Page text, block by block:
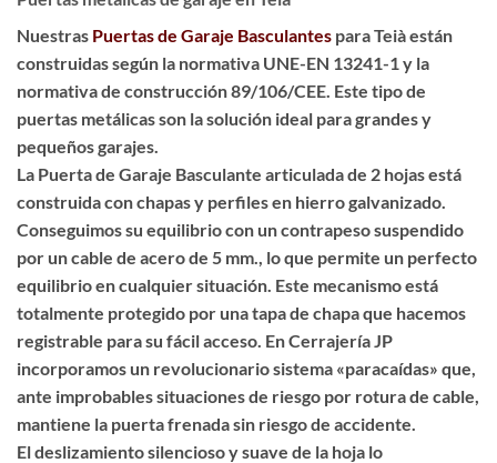
Nuestras Puertas de Garaje Basculantes para Teià están
construidas según la normativa UNE-EN 13241-1 y la
normativa de construcción 89/106/CEE. Este tipo de
puertas metálicas son la solución ideal para grandes y
pequeños garajes.
La Puerta de Garaje Basculante articulada de 2 hojas está
construida con chapas y perfiles en hierro galvanizado.
Conseguimos su equilibrio con un contrapeso suspendido
por un cable de acero de 5 mm., lo que permite un perfecto
equilibrio en cualquier situación. Este mecanismo está
totalmente protegido por una tapa de chapa que hacemos
registrable para su fácil acceso. En Cerrajería JP
incorporamos un revolucionario sistema «paracaídas» que,
ante improbables situaciones de riesgo por rotura de cable,
mantiene la puerta frenada sin riesgo de accidente.
El deslizamiento silencioso y suave de la hoja lo